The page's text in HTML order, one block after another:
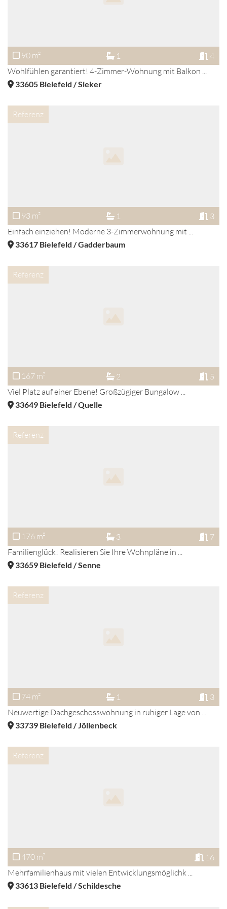
90 m² 1
4
Wohlfühlen garantiert! 4-Zimmer-Wohnung mit Balkon ...
33605 Bielefeld / Sieker
Referenz
93 m² 1
3
Einfach einziehen! Moderne 3-Zimmerwohnung mit ...
33617 Bielefeld / Gadderbaum
Referenz
167 m² 2
5
Viel Platz auf einer Ebene! Großzügiger Bungalow ...
33649 Bielefeld / Quelle
Referenz
176 m² 3
7
Familienglück! Realisieren Sie Ihre Wohnpläne in ...
33659 Bielefeld / Senne
Referenz
74 m² 1
3
Neuwertige Dachgeschosswohnung in ruhiger Lage von ...
33739 Bielefeld / Jöllenbeck
Referenz
470 m²
16
Mehrfamilienhaus mit vielen Entwicklungsmöglichk ...
33613 Bielefeld / Schildesche